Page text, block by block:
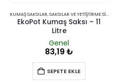
KUMAŞ SAKSILAR,SAKSILAR VE YETIŞTIRME SISTEMLERI
EkoPot Kumaş Saksı – 11
Litre
Genel
83,19₺
SEPETE EKLE